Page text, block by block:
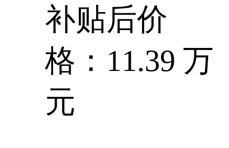
补贴后价
格：11.39 万
元